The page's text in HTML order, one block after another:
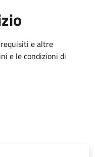
e altre
e le condizioni di